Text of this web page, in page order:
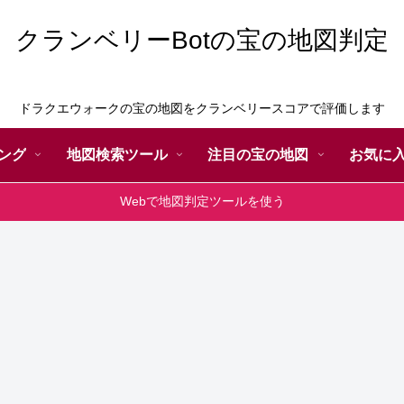
クランベリーBotの宝の地図判定
ドラクエウォークの宝の地図をクランベリースコアで評価します
グ 地図検索ツール 注目の宝の地図 お気に
Webで地図判定ツールを使う